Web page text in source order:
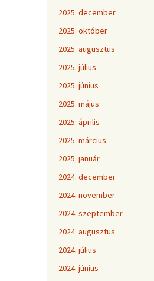
2025. december
2025. október
2025. augusztus
2025. július
2025. június
2025. május
2025. április
2025. március
2025. január
2024. december
2024. november
2024. szeptember
2024. augusztus
2024. július
2024. június